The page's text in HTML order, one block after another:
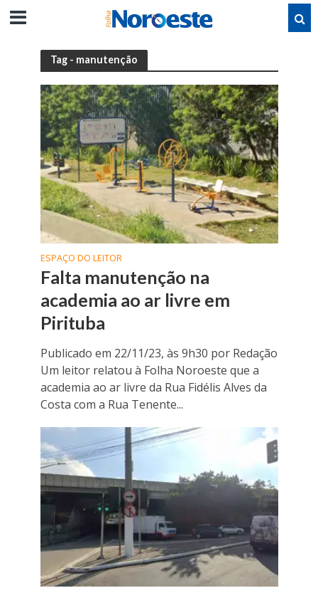
Tag - manutenção
ESPAÇO DO LEITOR
Falta manutenção na
academia ao ar livre em
Pirituba
Publicado em 22/11/23, às 9h30 por Redação
Um leitor relatou à Folha Noroeste que a
academia ao ar livre da Rua Fidélis Alves da
Costa com a Rua Tenente...